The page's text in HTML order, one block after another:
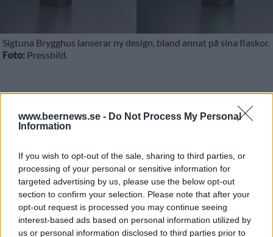
www.beernews.se - Do Not Process My Personal
Information
If you wish to opt-out of the sale, sharing to third parties, or
processing of your personal or sensitive information for
targeted advertising by us, please use the below opt-out
section to confirm your selection. Please note that after your
opt-out request is processed you may continue seeing
interest-based ads based on personal information utilized by
us or personal information disclosed to third parties prior to
Sigtuna Brygghus lanserar ny design, bland annat på sina flaskor.
Foto: Pressbild.
redo att lansera sin nya layout.
bakom den nya designen.